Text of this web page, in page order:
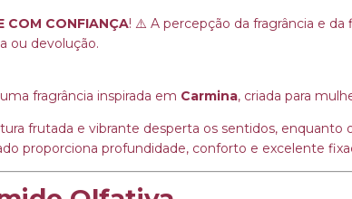
COM CONFIANÇA! ⚠️ A percepção da fragrância e
ou devolução.
fragrância inspirada em Carmina, criada para
frutada e vibrante desperta os sentidos, enquanto
proporciona profundidade, conforto e excelente